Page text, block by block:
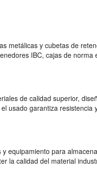
metálicas y cubetas de
IBC, cajas de norma
de calidad superior,
usado garantiza resistencia
equipamiento para
la calidad del material